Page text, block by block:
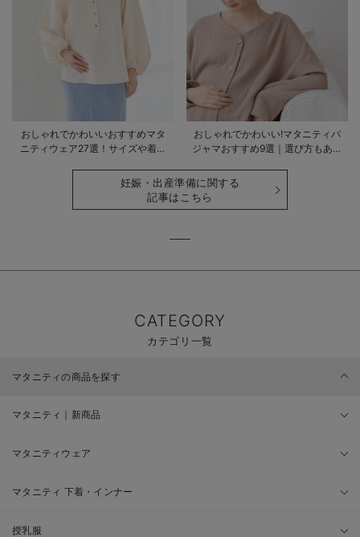
おしゃれでかわいいおすすめマタ
ニティウェア27選！サイズや着る
おしゃれでかわいい!マタニティパ
ジャマおすすめ9選｜選び方もあわ
妊娠・出産準備に関する
記事はこちら
CATEGORY
カテゴリ一覧
マタニティの商品を探す
マタニティ｜新商品
マタニティウェア
マタニティ 下着・インナー
授乳服